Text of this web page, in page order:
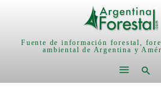
Fuente de información forestal,
ambiental de Argentina y